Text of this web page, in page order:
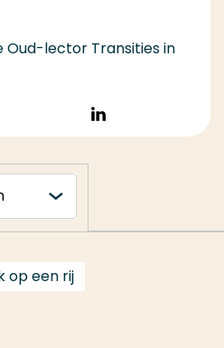
Oud-lector Transities in
Volg op
LinkedIn
op een rij